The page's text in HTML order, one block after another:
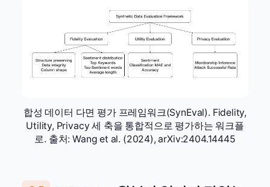
합성 데이터 다면 평가 프레임워크(SynEval). Fidelity,
Utility, Privacy 세 축을 통합적으로 평가하는 워크플
로. 출처: Wang et al. (2024), arXiv:2404.14445